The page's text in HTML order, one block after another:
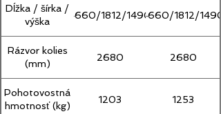
Dĺžka / šírka /
výška
4660/1812/14904660/1812/1490
Rázvor kolies
(mm)
2680 2680
Pohotovostná
hmotnosť (kg)
1203 1253